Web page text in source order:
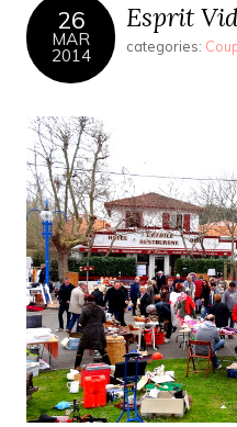
26
MAR
2014
Esprit
categories: